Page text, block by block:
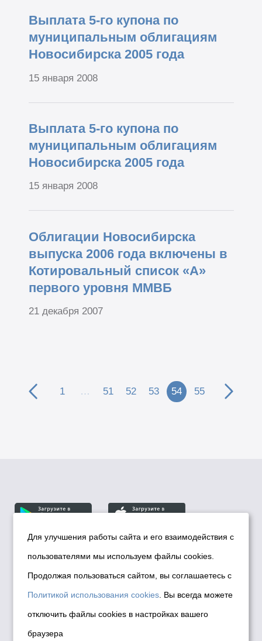
Выплата 5-го купона по
муниципальным облигациям
Новосибирска 2005 года
15 января 2008
Выплата 5-го купона по
муниципальным облигациям
Новосибирска 2005 года
15 января 2008
Облигации Новосибирска
выпуска 2006 года включены в
Котировальный список «А»
первого уровня ММВБ
21 декабря 2007
1 … 51 52 53 54 55
© Департамент информационной политики мэрии
города Новосибирска, 2026
Политика использования Cookies
Политика по обработке персональных
данных в информационных системах
мэрии города Новосибирска
Для улучшения работы сайта и его взаимодействия с
пользователями мы используем файлы cookies.
Продолжая пользоваться сайтом, вы соглашаетесь с
Политикой использования cookies . Вы всегда можете
отключить файлы cookies в настройках вашего
браузера